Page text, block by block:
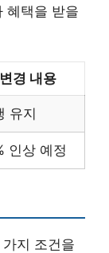
혜택을 받을
변경 내용
유지
인상 예정
지 조건을